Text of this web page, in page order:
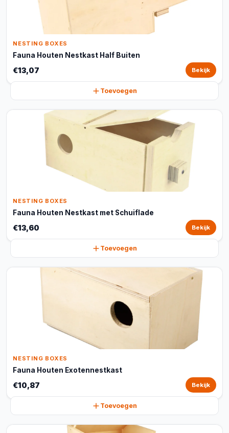
NESTING BOXES
Fauna Houten Nestkast Half Buiten
€13,07 Bekijk
Toevoegen
NESTING BOXES
Fauna Houten Nestkast met Schuiflade
€13,60 Bekijk
Toevoegen
NESTING BOXES
Fauna Houten Exotennestkast
€10,87 Bekijk
Toevoegen